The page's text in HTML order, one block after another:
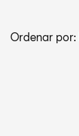
Ordenar por: